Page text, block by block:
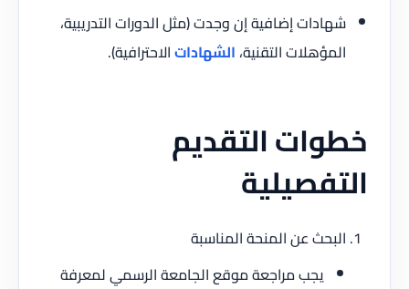
شهادات إضافية إن وجدت (مثل الدورات التدريبية،
المؤهلات التقنية،الشهاداتالاحترافية).
خطوات التقديم
التفصيلية
البحث عن المنحة المناسبة
يجب مراجعة موقع الجامعة الرسمي لمعرفة